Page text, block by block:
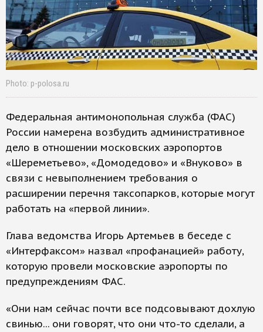
Photo: p-polosa.ru
Федеральная антимонопольная служба (ФАС)
России намерена возбудить административное
дело в отношении московских аэропортов
«Шереметьево», «Домодедово» и «Внуково» в
связи с невыполнением требования о
расширении перечня таксопарков, которые могут
работать на «первой линии».
Глава ведомства Игорь Артемьев в беседе с
«Интерфаксом» назвал «профанацией» работу,
которую провели московские аэропорты по
предупреждениям ФАС.
«Они нам сейчас почти все подсовывают дохлую
свинью... они говорят, что они что-то сделали, а